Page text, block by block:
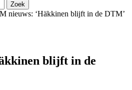
nieuws: ‘Häkkinen blijft in de DTM’
blijft in de